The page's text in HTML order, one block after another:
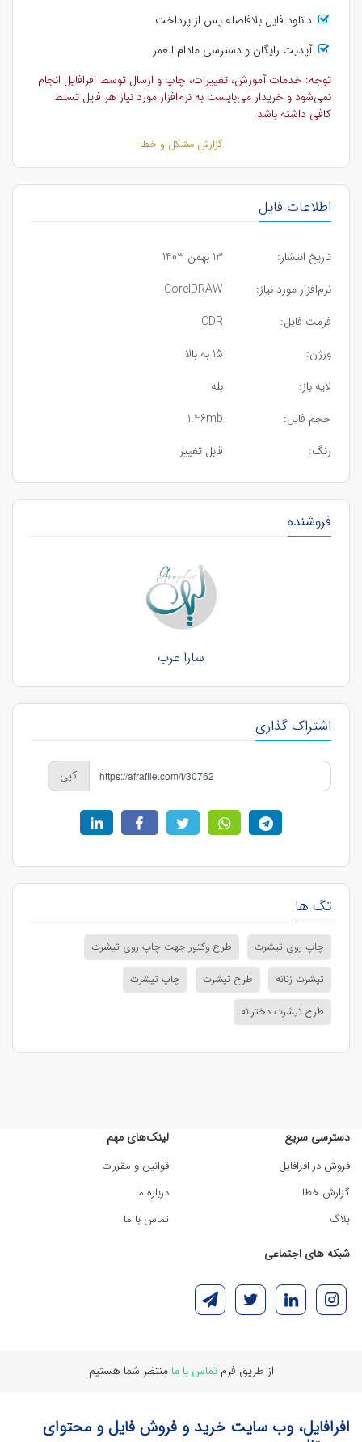
دانلود فایل بلافاصله پس از پرداخت
آپدیت رایگان و دسترسی مادام العمر
توجه: خدمات آموزش، تغییرات، چاپ و ارسال توسط افرافایل انجام
نمی‌شود و خریدار می‌بایست به نرم‌افزار مورد نیاز هر فایل تسلط
کافی داشته باشد.
گزارش مشکل و خطا
اطلاعات فایل
تاریخ انتشار:
13 بهمن 1403
نرم‌افزار مورد نیاز:
CorelDRAW
فرمت فایل:
CDR
ورژن:
15 به بالا
لایه باز:
بله
حجم فایل:
1.46mb
رنگ:
قابل تغییر
فروشنده
سارا عرب
اشتراک گذاری
کپی
تگ ها
چاپ روی تیشرت
طرح وکتور جهت چاپ روی تیشرت
تیشرت زنانه
طرح تیشرت
چاپ تیشرت
طرح تیشرت دخترانه
دسترسی سریع
فروش در افرافایل
گزارش خطا
بلاگ
لینک‌های مهم
قوانین و مقررات
درباره ما
تماس با ما
شبکه های اجتماعی
از طریق فرمتماس با ما منتظر شما هستیم
افرافایل، وب سایت خرید و فروش فایل و محتوای